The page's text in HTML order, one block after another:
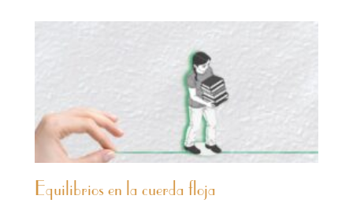
Equilibrios en la cuerda floja